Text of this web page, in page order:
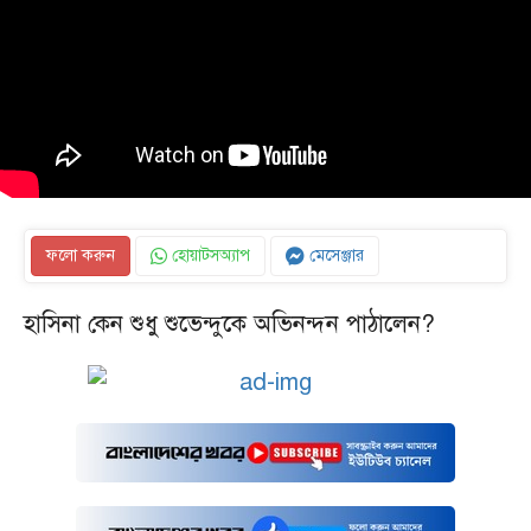
ফলো করুন হোয়াটসঅ্যাপ মেসেঞ্জার
হাসিনা কেন শুধু শুভেন্দুকে অভিনন্দন পাঠালেন?